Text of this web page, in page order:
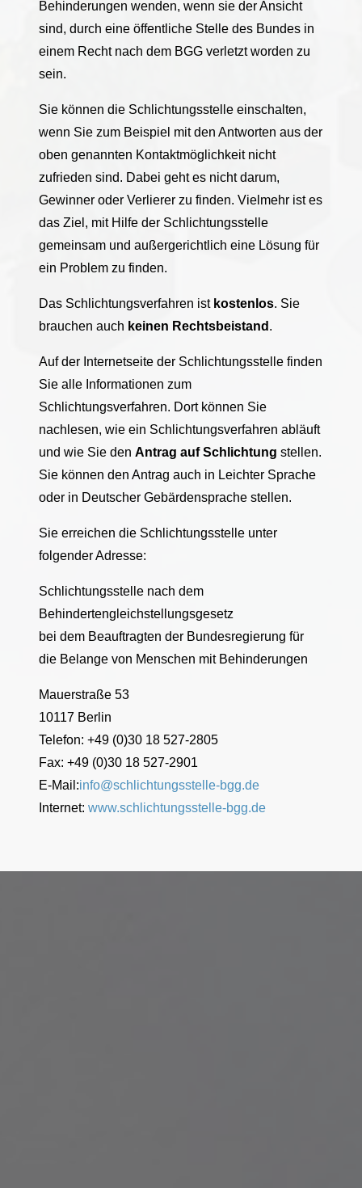
Behinderungen wenden, wenn sie der Ansicht
sind, durch eine öffentliche Stelle des Bundes in
einem Recht nach dem BGG verletzt worden zu
sein.
Sie können die Schlichtungsstelle einschalten,
wenn Sie zum Beispiel mit den Antworten aus der
oben genannten Kontaktmöglichkeit nicht
zufrieden sind. Dabei geht es nicht darum,
Gewinner oder Verlierer zu finden. Vielmehr ist es
das Ziel, mit Hilfe der Schlichtungsstelle
gemeinsam und außergerichtlich eine Lösung für
ein Problem zu finden.
Das Schlichtungsverfahren ist kostenlos. Sie
brauchen auch keinen Rechtsbeistand .
Auf der Internetseite der Schlichtungsstelle finden
Sie alle Informationen zum
Schlichtungsverfahren. Dort können Sie
nachlesen, wie ein Schlichtungsverfahren abläuft
und wie Sie den Antrag auf Schlichtung stellen.
Sie können den Antrag auch in Leichter Sprache
oder in Deutscher Gebärdensprache stellen.
Sie erreichen die Schlichtungsstelle unter
folgender Adresse:
Schlichtungsstelle nach dem
Behindertengleichstellungsgesetz
bei dem Beauftragten der Bundesregierung für
die Belange von Menschen mit Behinderungen
Mauerstraße 53
10117 Berlin
Telefon: +49 (0)30 18 527-2805
Fax: +49 (0)30 18 527-2901
E-Mail:info@schlichtungsstelle-bgg.de
Internet: www.schlichtungsstelle-bgg.de